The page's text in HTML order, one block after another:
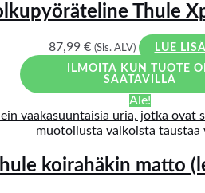
Thule
87,99 € (Sis. ALV)
LUE
ILMOITA KUN TUOTE
SAATAVILLA
Ale!
koirahäkin matto